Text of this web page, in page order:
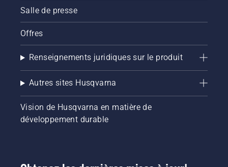
Salle de presse
Offres
Renseignements juridiques sur le produit
Autres sites Husqvarna
Vision de Husqvarna en matière de
développement durable